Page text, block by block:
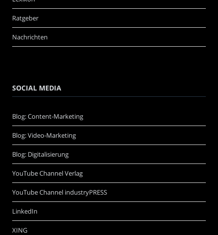
Ratgeber
Nachrichten
SOCIAL MEDIA
Blog: Content-Marketing
Blog: Video-Marketing
Blog: Digitalisierung
YouTube Channel Verlag
YouTube Channel industryPRESS
LinkedIn
XING